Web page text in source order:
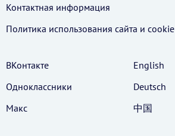
Контактная информация
Политика использования cайта и cookie
ВКонтакте
Одноклассники
Макс
English
Deutsch
中国